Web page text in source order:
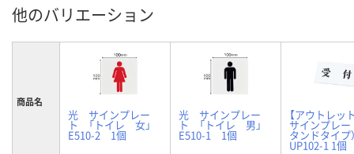
他のバリエーション
商品名
光 サインプレー
ト 「トイレ 女」
E510-2 1個
光 サインプレー
ト 「トイレ 男」
E510-1 1個
【アウトレッ
サインプレー
タンドタイプ
UP102-1 1個